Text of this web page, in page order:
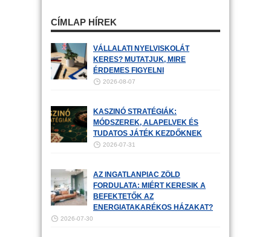
CÍMLAP HÍREK
VÁLLALATI NYELVISKOLÁT
KERES? MUTATJUK, MIRE
ÉRDEMES FIGYELNI
2026-08-07
KASZINÓ STRATÉGIÁK:
MÓDSZEREK, ALAPELVEK ÉS
TUDATOS JÁTÉK KEZDŐKNEK
2026-07-31
AZ INGATLANPIAC ZÖLD
FORDULATA: MIÉRT KERESIK A
BEFEKTETŐK AZ
ENERGIATAKARÉKOS HÁZAKAT?
2026-07-30